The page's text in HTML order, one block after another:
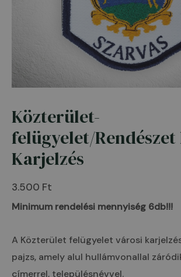
Közterület-
felügyelet/
Karjelzés
3.500 Ft
Minimum rendelési mennyiség 6db!!!
A Közterület felügyelet városi
pajzs, amely alul hullámvonallal
címerrel, településnévvel.
Közterület-
felügyelet/Rendészet
hímzett
Karjelzés
mennyiség